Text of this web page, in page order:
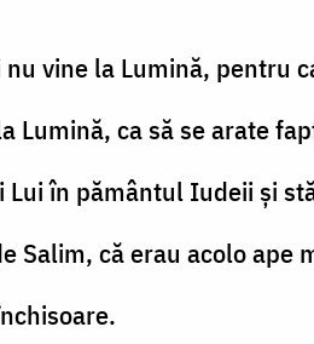
vine la Lumină, pentru
Lumină, ca să se arate
în pământul Iudeii şi
Salim, că erau acolo ape